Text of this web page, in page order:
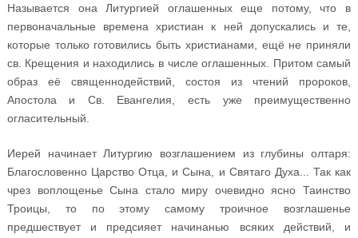
Называется она Литургией оглашенных еще потому, что в
первоначальные времена христиан к ней допускались и те,
которые только готовились быть христианами, ещё не приняли
св. Крещения и находились в числе оглашенных. Притом самый
образ её священнодействий, состоя из чтений пророков,
Апостола и Св. Евангелия, есть уже преимущественно
огласительный.
Иерей начинает Литургию возглашением из глубины олтаря:
Благословенно Царство Отца, и Сына, и Святаго Духа... Так как
чрез воплощенье Сына стало миру очевидно ясно Таинство
Троицы, то по этому самому троичное возглашенье
предшествует и предсияет начинанью всяких действий, и